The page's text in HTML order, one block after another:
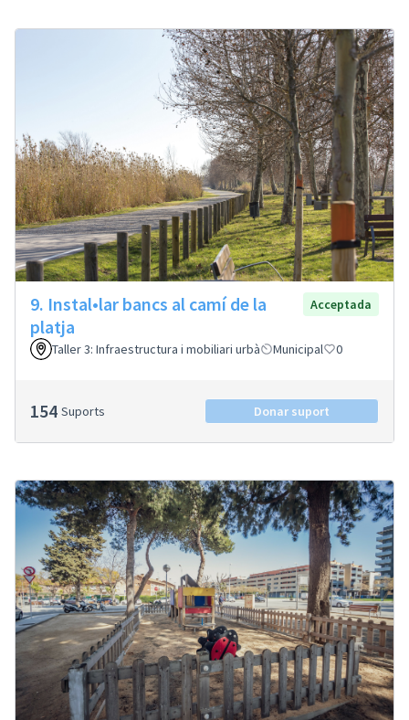
9. Instal•lar bancs al camí de la
platja
Acceptada
Taller 3: Infraestructura i mobiliari urbà Municipal 0
154 Suports Donar suport